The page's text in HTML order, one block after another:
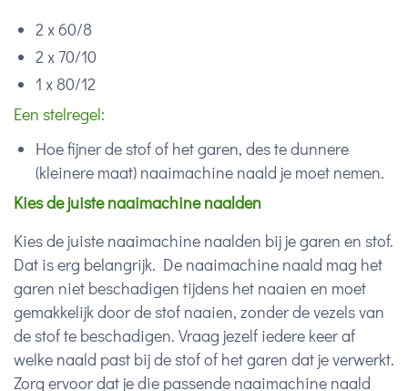
2 x 60/8
2 x 70/10
1 x 80/12
Een stelregel:
Hoe fijner de stof of het garen, des te dunnere
(kleinere maat) naaimachine naald je moet nemen.
Kies de juiste naaimachine naalden
Kies de juiste naaimachine naalden bij je garen en stof.
Dat is erg belangrijk. De naaimachine naald mag het
garen niet beschadigen tijdens het naaien en moet
gemakkelijk door de stof naaien, zonder de vezels van
de stof te beschadigen. Vraag jezelf iedere keer af
welke naald past bij de stof of het garen dat je verwerkt.
Zorg ervoor dat je die passende naaimachine naald